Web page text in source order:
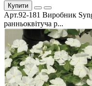
Купити
Арт.92-181 Виробник
ранньоквітуча р...